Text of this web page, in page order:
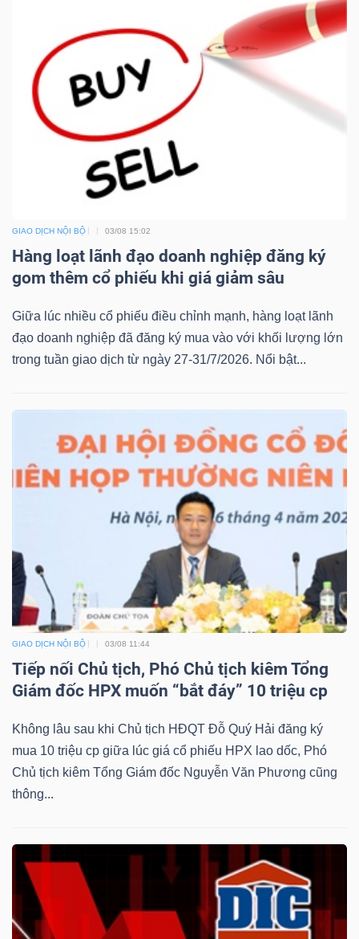
GIAO DỊCH NỘI BỘ 03/08 15:02
Hàng loạt lãnh đạo doanh nghiệp đăng ký
gom thêm cổ phiếu khi giá giảm sâu
Giữa lúc nhiều cổ phiếu điều chỉnh mạnh, hàng loạt lãnh
đạo doanh nghiệp đã đăng ký mua vào với khối lượng lớn
trong tuần giao dịch từ ngày 27-31/7/2026. Nổi bật...
GIAO DỊCH NỘI BỘ 03/08 11:44
Tiếp nối Chủ tịch, Phó Chủ tịch kiêm Tổng
Giám đốc HPX muốn “bắt đáy” 10 triệu cp
Không lâu sau khi Chủ tịch HĐQT Đỗ Quý Hải đăng ký
mua 10 triệu cp giữa lúc giá cổ phiếu HPX lao dốc, Phó
Chủ tịch kiêm Tổng Giám đốc Nguyễn Văn Phương cũng
thông...
Công
cụ
đầu
Truyền
chính
liệu
tài
chính